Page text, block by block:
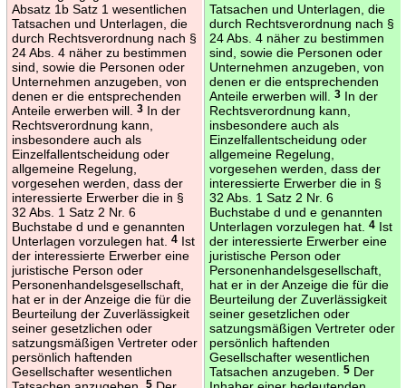
Absatz 1b Satz 1 wesentlichen
Tatsachen und Unterlagen, die
durch Rechtsverordnung nach §
24 Abs. 4 näher zu bestimmen
sind, sowie die Personen oder
Unternehmen anzugeben, von
denen er die entsprechenden
Anteile erwerben will.
3In der
Rechtsverordnung kann,
insbesondere auch als
Einzelfallentscheidung oder
allgemeine Regelung,
vorgesehen werden, dass der
interessierte Erwerber die in §
32 Abs. 1 Satz 2 Nr. 6
Buchstabe d und e genannten
Unterlagen vorzulegen hat.
4Ist
der interessierte Erwerber eine
juristische Person oder
Personenhandelsgesellschaft,
hat er in der Anzeige die für die
Beurteilung der Zuverlässigkeit
seiner gesetzlichen oder
satzungsmäßigen Vertreter oder
persönlich haftenden
Gesellschafter wesentlichen
5
Tatsachen und Unterlagen, die
durch Rechtsverordnung nach §
24 Abs. 4 näher zu bestimmen
sind, sowie die Personen oder
Unternehmen anzugeben, von
denen er die entsprechenden
Anteile erwerben will.
3In der
Rechtsverordnung kann,
insbesondere auch als
Einzelfallentscheidung oder
allgemeine Regelung,
vorgesehen werden, dass der
interessierte Erwerber die in §
32 Abs. 1 Satz 2 Nr. 6
Buchstabe d und e genannten
Unterlagen vorzulegen hat.
4Ist
der interessierte Erwerber eine
juristische Person oder
Personenhandelsgesellschaft,
hat er in der Anzeige die für die
Beurteilung der Zuverlässigkeit
seiner gesetzlichen oder
satzungsmäßigen Vertreter oder
persönlich haftenden
Gesellschafter wesentlichen
Tatsachen anzugeben.
5Der